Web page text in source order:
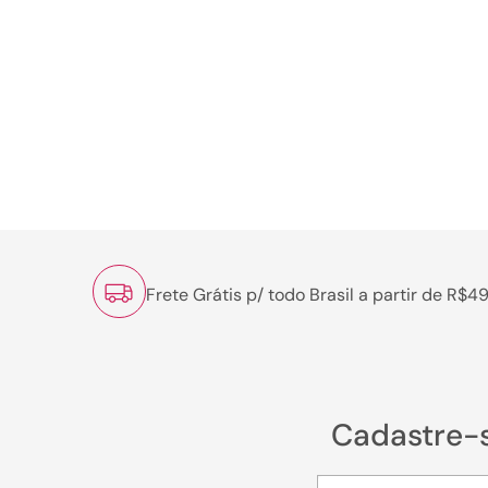
Frete Grátis p/ todo Brasil a partir de
Cadastre-